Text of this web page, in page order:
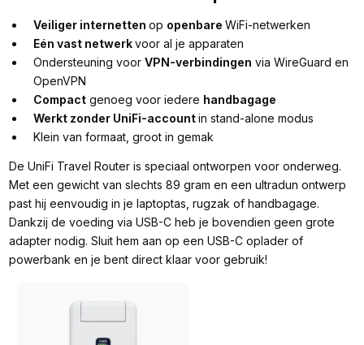
Veiliger internettenop openbareWiFi-netwerken
Eén vast netwerkvoor al je apparaten
Ondersteuning voorVPN-verbindingen via WireGuard en
OpenVPN
Compact genoeg voor iedere handbagage
Werkt zonder UniFi-accountin stand-alone modus
Klein van formaat, groot in gemak
De UniFi Travel Router is speciaal ontworpen voor onderweg.
Met een gewicht van slechts 89 gram en een ultradun ontwerp
past hij eenvoudig in je laptoptas, rugzak of handbagage.
Dankzij de voeding via USB-C heb je bovendien geen grote
adapter nodig. Sluit hem aan op een USB-C oplader of
powerbank en je bent direct klaar voor gebruik!